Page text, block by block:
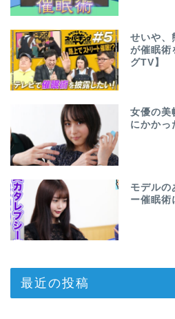
せいや、
が催眠術
グTV】
女優の美
にかかっ
モデルの
ー催眠術
最近の投稿